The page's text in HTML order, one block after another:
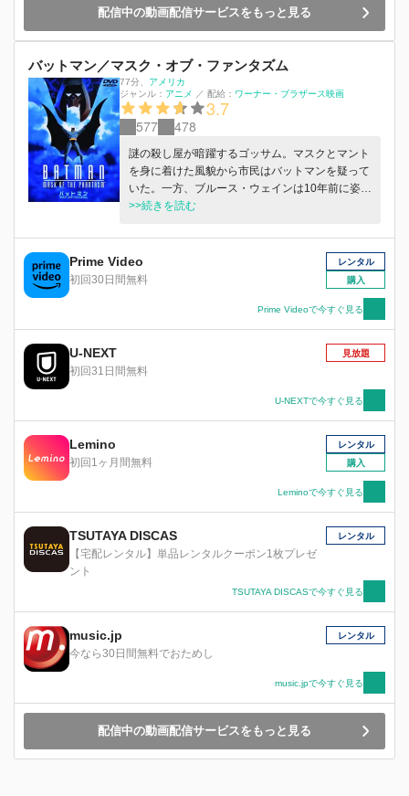
配信中の動画配信サービスをもっと見る
バットマン／マスク・オブ・ファンタズム
77分
アメリカ
ジャンル： アニメ ／ 配給： ワーナー・ブラザース映画
3.7
577 478
謎の殺し屋が暗躍するゴッサム。マスクとマント
を身に着けた風貌から市民はバットマンを疑って
いた。一方、ブルース・ウェインは10年前に姿を
消した元恋人と再会し、永遠にバットマンのマン
行は収まらず…。
>>続きを読む
Prime Video
初回30日間無料
レンタル
購入
Prime Videoで今すぐ見る
U-NEXT
初回31日間無料
見放題
U-NEXTで今すぐ見る
Lemino
初回1ヶ月間無料
レンタル
購入
Leminoで今すぐ見る
TSUTAYA DISCAS
【宅配レンタル】単品レンタルクーポン1枚プレゼ
ント
レンタル
TSUTAYA DISCASで今すぐ見る
music.jp
今なら30日間無料でおためし
レンタル
music.jpで今すぐ見る
配信中の動画配信サービスをもっと見る